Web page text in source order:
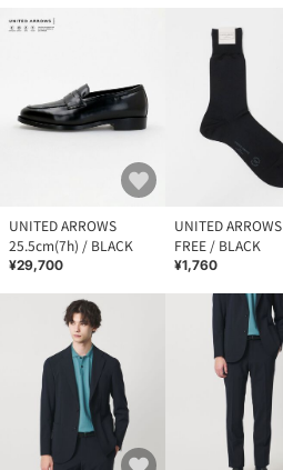
UNITED ARROWS
25.5cm(7h) / BLACK
¥29,700
UNITED ARROWS
FREE / BLACK
¥1,760